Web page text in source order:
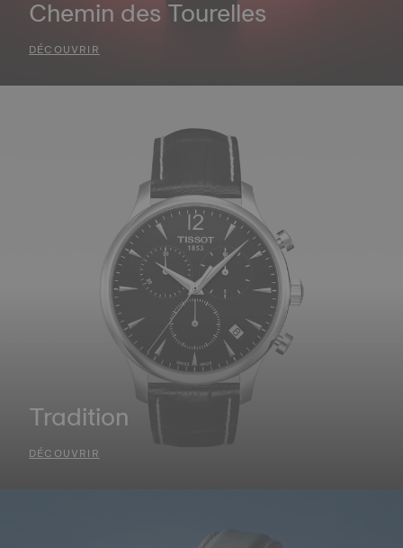
Chemin des Tourelles
DÉCOUVRIR
Tradition
DÉCOUVRIR